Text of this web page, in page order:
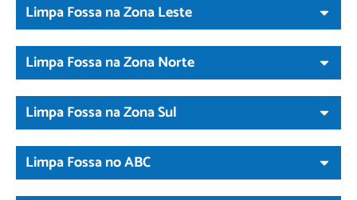
Limpa Fossa na Zona Leste
Limpa Fossa na Zona Norte
Limpa Fossa na Zona Sul
Limpa Fossa no ABC